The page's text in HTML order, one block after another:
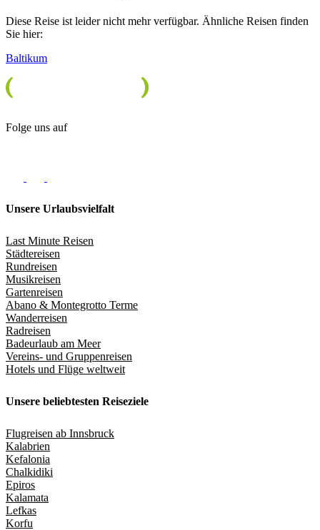
Diese Reise ist leider nicht mehr verfügbar. Ähnliche Reisen finden
Sie hier:
Baltikum
Folge uns auf
Unsere Urlaubsvielfalt
Last Minute Reisen
Städtereisen
Rundreisen
Musikreisen
Gartenreisen
Abano & Montegrotto Terme
Wanderreisen
Radreisen
Badeurlaub am Meer
Vereins- und Gruppenreisen
Hotels und Flüge weltweit
Unsere beliebtesten Reiseziele
Flugreisen ab Innsbruck
Kalabrien
Kefalonia
Chalkidiki
Epiros
Kalamata
Lefkas
Korfu